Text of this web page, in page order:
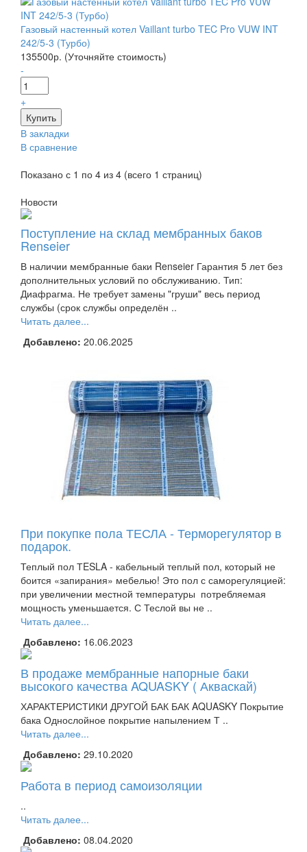
Газовый настенный котел Vaillant turbo TEC Pro VUW INT
242/5-3 (Турбо)
135500р. (Уточняйте стоимость)
-
+
В закладки
В сравнение
Показано с 1 по 4 из 4 (всего 1 страниц)
Новости
Поступление на склад мембранных баков
Renseier
В наличии мембранные баки Renseier Гарантия 5 лет без
дополнительных условий по обслуживанию. Тип:
Диафрагма. Не требует замены "груши" весь период
службы (срок службы определён ..
Читать далее...
Добавлено: 20.06.2025
При покупке пола ТЕСЛА - Терморегулятор в
подарок.
Теплый пол ТESLA - кабельный теплый пол, который не
боится «запирания» мебелью! Это пол с саморегуляцией:
при увеличении местной температуры потребляемая
мощность уменьшается. С Теслой вы не ..
Читать далее...
Добавлено: 16.06.2023
В продаже мембранные напорные баки
высокого качества AQUASKY ( Акваскай)
ХАРАКТЕРИСТИКИ ДРУГОЙ БАК БАК AQUASKY Покрытие
бака Однослойное покрытие напылением Т ..
Читать далее...
Добавлено: 29.10.2020
Работа в период самоизоляции
..
Читать далее...
Добавлено: 08.04.2020